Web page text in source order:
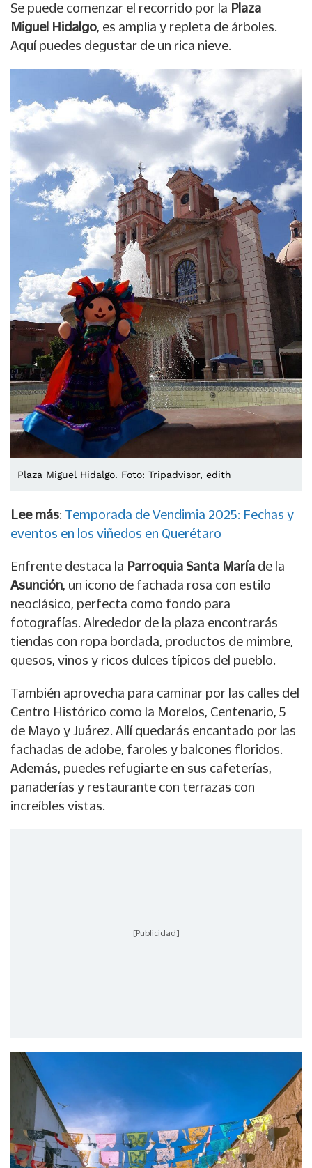
Se puede comenzar el recorrido por la Plaza
Miguel Hidalgo, es amplia y repleta de árboles.
Aquí puedes degustar de un rica nieve.
Plaza Miguel Hidalgo. Foto: Tripadvisor, edith
Lee más: Temporada de Vendimia 2025: Fechas y
eventos en los viñedos en Querétaro
Enfrente destaca la Parroquia Santa María de la
Asunción , un icono de fachada rosa con estilo
neoclásico, perfecta como fondo para
fotografías. Alrededor de la plaza encontrarás
tiendas con ropa bordada, productos de mimbre,
quesos, vinos y ricos dulces típicos del pueblo.
También aprovecha para caminar por las calles del
Centro Histórico como la Morelos, Centenario, 5
de Mayo y Juárez. Allí quedarás encantado por las
fachadas de adobe, faroles y balcones floridos.
Además, puedes refugiarte en sus cafeterías,
panaderías y restaurante con terrazas con
increíbles vistas.
[Publicidad]